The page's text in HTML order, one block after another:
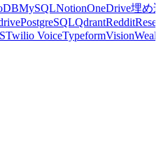
MySQLNotionOneDrive埋め
PostgreSQLQdrantReddit
Twilio VoiceTypeformVision